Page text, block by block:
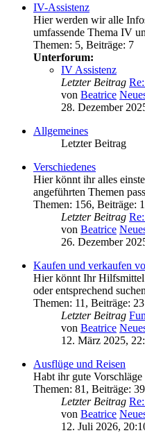
IV-Assistenz
Hier werden wir alle
umfassende Thema IV
Themen: 5, Beiträge: 7
Unterforum:
IV Assistenz
Letzter Beitrag
von Beatrice
28. Dezember
Allgemeines
Letzter Beitrag
Verschiedenes
Hier könnt ihr alles
angeführten Themen
Themen: 156, Beiträge:
Letzter Beitrag
von Beatrice
26. Dezember
Kaufen und verkaufen
Hier könnt Ihr Hilfsmittel
oder entsprechend
Themen: 11 , Beiträge: 23
Letzter Beitrag
von Beatrice
12. März 2025,
Ausflüge und Reisen
Habt ihr gute
Themen: 81 , Beiträge:
Letzter Beitrag
von Beatrice
12. Juli 2026,